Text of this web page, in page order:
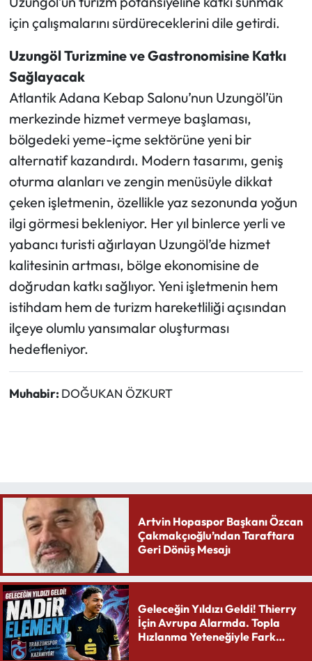
için çalışmalarını sürdüreceklerini dile getirdi.
Uzungöl Turizmine ve Gastronomisine Katkı
Sağlayacak
Atlantik Adana Kebap Salonu’nun Uzungöl’ün
merkezinde hizmet vermeye başlaması,
bölgedeki yeme-içme sektörüne yeni bir
alternatif kazandırdı. Modern tasarımı, geniş
oturma alanları ve zengin menüsüyle dikkat
çeken işletmenin, özellikle yaz sezonunda yoğun
ilgi görmesi bekleniyor. Her yıl binlerce yerli ve
yabancı turisti ağırlayan Uzungöl’de hizmet
kalitesinin artması, bölge ekonomisine de
doğrudan katkı sağlıyor. Yeni işletmenin hem
istihdam hem de turizm hareketliliği açısından
ilçeye olumlu yansımalar oluşturması
hedefleniyor.
Muhabir: DOĞUKAN ÖZKURT
Artvin Hopaspor Başkanı Özcan
Çakmakçıoğlu’ndan Taraftara
Geri Dönüş Mesajı
Geleceğin Yıldızı Geldi! Thierry
İçin Avrupa Alarmda. Topla
Hızlanma Yeteneğiyle Fark